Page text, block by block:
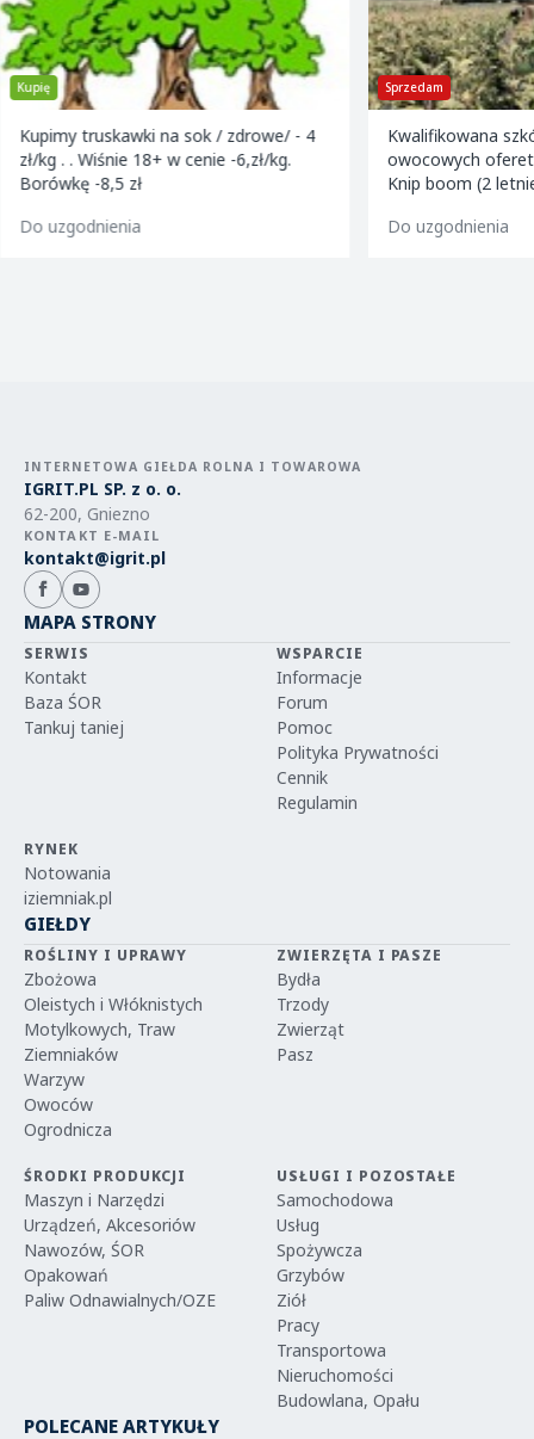
Kupię
Kupimy truskawki na sok / zdrowe/ - 4
zł/kg . . Wiśnie 18+ w cenie -6,zł/kg.
Borówkę -8,5 zł
Do uzgodnienia
Sprzedam
Kwalifikowana
owocowych
Knip boom (2
m9 -paulared m9/
Do uzgodnienia
INTERNETOWA GIEŁDA ROLNA I TOWAROWA
IGRIT.PL SP. z o. o.
62-200, Gniezno
KONTAKT E-MAIL
kontakt@igrit.pl
MAPA STRONY
SERWIS
Kontakt
Baza ŚOR
Tankuj taniej
WSPARCIE
Informacje
Forum
Pomoc
Polityka Prywatności
Cennik
Regulamin
RYNEK
Notowania
iziemniak.pl
GIEŁDY
ROŚLINY I UPRAWY
Zbożowa
Oleistych i Włóknistych
Motylkowych, Traw
Ziemniaków
Warzyw
Owoców
Ogrodnicza
ZWIERZĘTA I PASZE
Bydła
Trzody
Zwierząt
Pasz
ŚRODKI PRODUKCJI
Maszyn i Narzędzi
Urządzeń, Akcesoriów
Nawozów, ŚOR
Opakowań
Paliw Odnawialnych/OZE
USŁUGI I POZOSTAŁE
Samochodowa
Usług
Spożywcza
Grzybów
Ziół
Pracy
Transportowa
Nieruchomości
Budowlana, Opału
POLECANE ARTYKUŁY